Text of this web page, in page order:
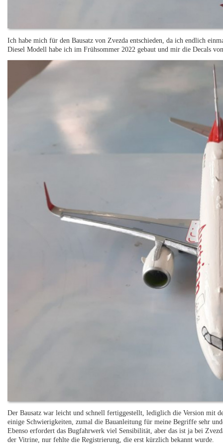
Ich habe mich für den Bausatz von Zvezda entschieden, da ich endlich
Diesel Modell habe ich im Frühsommer 2022 gebaut und mir die Decals
Der Bausatz war leicht und schnell fertiggestellt, lediglich die Version mit
einige Schwierigkeiten, zumal die Bauanleitung für meine Begriffe sehr
Ebenso erfordert das Bugfahrwerk viel Sensibilität, aber das ist ja bei
der Vitrine, nur fehlte die Registrierung, die erst kürzlich bekannt wurde.